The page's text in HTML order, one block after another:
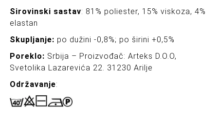
Sirovinski sastav: 81% poliester, 15% viskoza, 4%
elastan
Skupljanje: po dužini -0,8%; po širini +0,5%
Poreklo: Srbija – Proizvođač: Arteks D.O.O,
Svetolika Lazarevića 22. 31230 Arilje
Održavanje: